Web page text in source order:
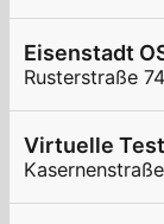
Eisenstadt
Rusterstraße 74
Virtuelle